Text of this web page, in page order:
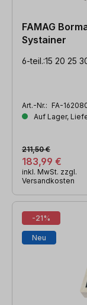
FAMAG
Systainer
6-teil.:15 20 25
Art.-Nr.: FA-
Auf Lager,
183,99 €
211,50 €
inkl. MwSt. zzgl.
Versandkosten
-21%
Neu